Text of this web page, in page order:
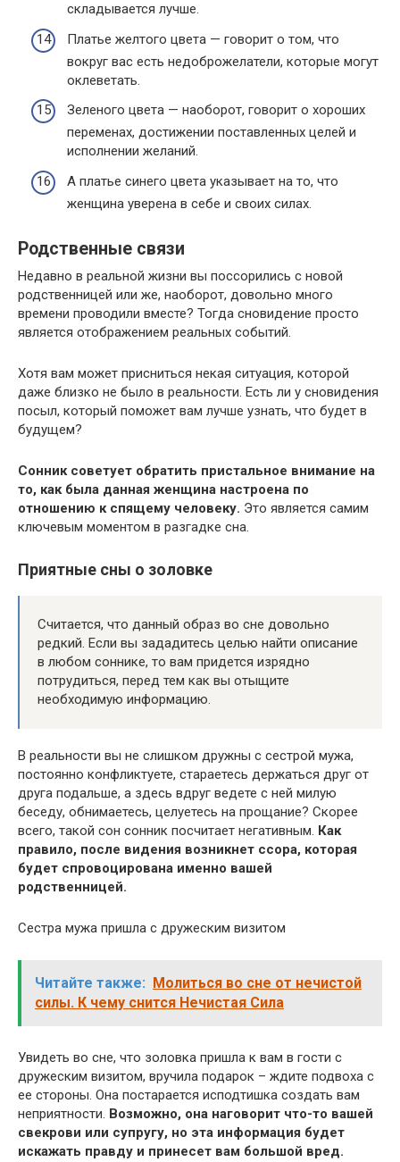
складывается лучше.
Платье желтого цвета — говорит о том, что
вокруг вас есть недоброжелатели, которые могут
оклеветать.
Зеленого цвета — наоборот, говорит о хороших
переменах, достижении поставленных целей и
исполнении желаний.
А платье синего цвета указывает на то, что
женщина уверена в себе и своих силах.
Родственные связи
Недавно в реальной жизни вы поссорились с новой
родственницей или же, наоборот, довольно много
времени проводили вместе? Тогда сновидение просто
является отображением реальных событий.
Хотя вам может присниться некая ситуация, которой
даже близко не было в реальности. Есть ли у сновидения
посыл, который поможет вам лучше узнать, что будет в
будущем?
Сонник советует обратить пристальное внимание на
то, как была данная женщина настроена по
отношению к спящему человеку. Это является самим
ключевым моментом в разгадке сна.
Приятные сны о золовке
Считается, что данный образ во сне довольно
редкий. Если вы зададитесь целью найти описание
в любом соннике, то вам придется изрядно
потрудиться, перед тем как вы отыщите
необходимую информацию.
В реальности вы не слишком дружны с сестрой мужа,
постоянно конфликтуете, стараетесь держаться друг от
друга подальше, а здесь вдруг ведете с ней милую
беседу, обнимаетесь, целуетесь на прощание? Скорее
всего, такой сон сонник посчитает негативным. Как
правило, после видения возникнет ссора, которая
будет спровоцирована именно вашей
родственницей.
Сестра мужа пришла с дружеским визитом
Читайте также: Молиться во сне от нечистой
силы. К чему снится Нечистая Сила
Увидеть во сне, что золовка пришла к вам в гости с
дружеским визитом, вручила подарок – ждите подвоха с
ее стороны. Она постарается исподтишка создать вам
неприятности. Возможно, она наговорит что-то вашей
свекрови или супругу, но эта информация будет
искажать правду и принесет вам большой вред.